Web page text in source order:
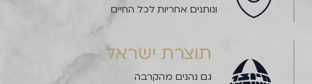
ונותנים אחריות לכל החיים
תוצרת ישראל
גם נהנים מהקרבה